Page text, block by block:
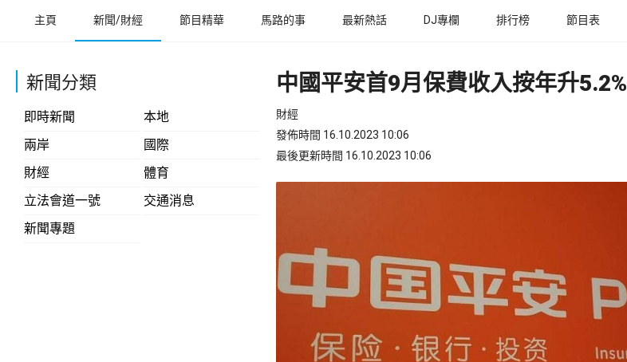
主頁 新聞/財經 節目精華 馬路的事 最新熱話 DJ專欄 排行榜 節目表
新聞分類
即時新聞
本地
兩岸
國際
財經
體育
立法會道一號
交通消息
新聞專題
中國平安首9月保費收入按年升5.2%
財經
發佈時間 16.10.2023 10:06
最後更新時間 16.10.2023 10:06